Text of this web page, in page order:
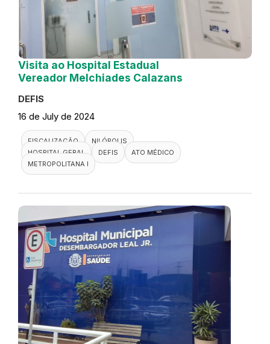
Visita ao Hospital Estadual
Vereador Melchiades Calazans
DEFIS
16 de July de 2024
FISCALIZAÇÃO
NILÓPOLIS
HOSPITAL GERAL
DEFIS
ATO MÉDICO
METROPOLITANA I